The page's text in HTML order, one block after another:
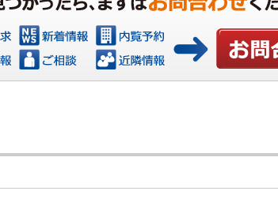
お問い合